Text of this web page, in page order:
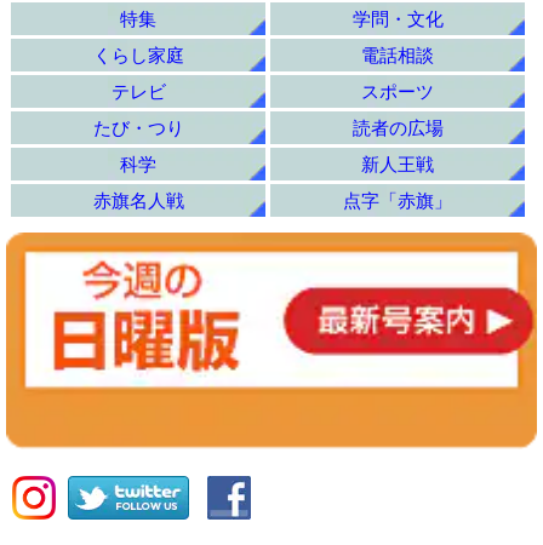
特集
学問・文化
くらし家庭
電話相談
テレビ
スポーツ
たび・つり
読者の広場
科学
新人王戦
赤旗名人戦
点字「赤旗」